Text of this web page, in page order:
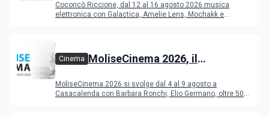
Cocoricò Riccione, dal 12 al 16 agosto 2026 musica
elettronica con Galactica, Amelie Lens, Mochakk e
Cinema MoliseCinema 2026, il
MoliseCinema 2026 si svolge dal 4 al 9 agosto a
Casacalenda con Barbara Ronchi, Elio Germano, oltre 50